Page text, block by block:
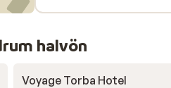
halvön
Voyage Torba Hotel